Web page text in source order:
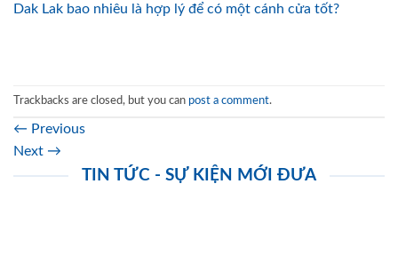
Dak Lak bao nhiêu là hợp lý để có một cánh cửa tốt?
Trackbacks are closed, but you can post a comment.
← Previous
Next →
TIN TỨC - SỰ KIỆN MỚI ĐƯA